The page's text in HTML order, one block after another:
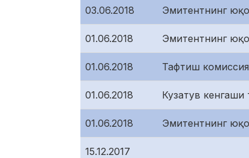
03.06.2018 Эмитентнинг
01.06.2018 Эмитентнинг
01.06.2018 Тафтиш
01.06.2018 Кузатув кенгаши
01.06.2018 Эмитентнинг
15.12.2017